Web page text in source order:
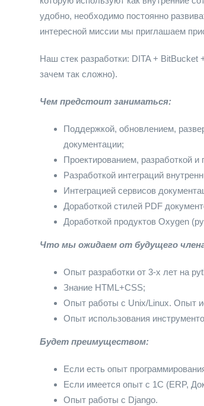
удобно, необходимо постоянно
интересной миссии мы приглашаем
Наш стек разработки: DITA + BitBucket
зачем так сложно).
Чем предстоит заниматься:
Поддержкой, обновлением,
документации;
Проектированием, разработкой
Разработкой интеграций
Интеграцией сервисов
Доработкой стилей PDF
Доработкой продуктов Oxygen
Что мы ожидаем от будущего
Опыт разработки от 3-х лет на
Знание HTML+СSS;
Опыт работы с Unix/Linux. Опыт
Опыт использования
Будет преимуществом:
Если есть опыт
Если имеется опыт с 1C (ERP,
Опыт работы с Django.